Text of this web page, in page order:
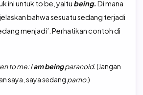
ini untuk to be, yaitu being. Di mana
bahwa sesuatu sedang terjadi
menjadi’. Perhatikan contoh di
to me: Iambeingparanoid. (Jangan
saya, saya sedang parno.)